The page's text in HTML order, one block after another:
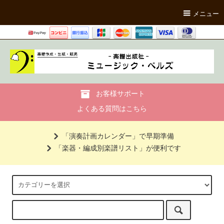
メニュー
お客様サポート
よくある質問はこちら
「演奏計画カレンダー」で早期準備
「楽器・編成別楽譜リスト」が便利です